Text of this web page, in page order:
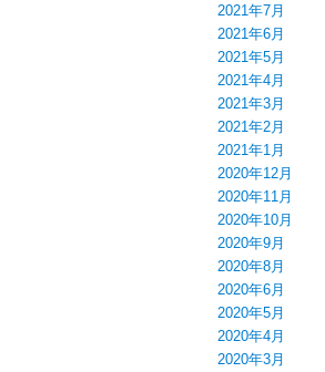
2021年7月
2021年6月
2021年5月
2021年4月
2021年3月
2021年2月
2021年1月
2020年12月
2020年11月
2020年10月
2020年9月
2020年8月
2020年6月
2020年5月
2020年4月
2020年3月